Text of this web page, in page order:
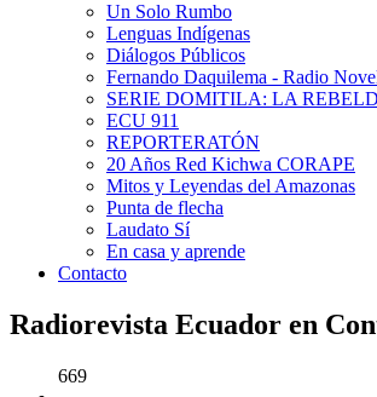
Un Solo Rumbo
Lenguas Indígenas
Diálogos Públicos
Fernando Daquilema - Radio
SERIE DOMITILA: LA
ECU 911
REPORTERATÓN
20 Años Red Kichwa CORAPE
Mitos y Leyendas del Amazonas
Punta de flecha
Laudato Sí
En casa y aprende
Contacto
Radiorevista Ecuador en
669